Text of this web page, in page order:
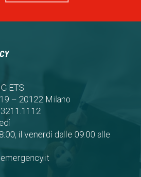
ETS
– 20122 Milano
il venerdì dalle 09:00 alle